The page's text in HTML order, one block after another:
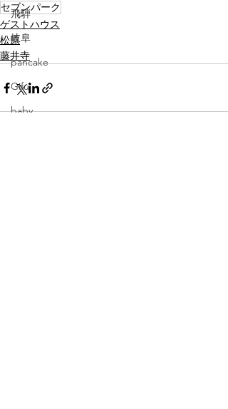
飛騨
岐阜
pancake
Gifu
baby
セブンパーク
ゲストハウス
松原
藤井寺